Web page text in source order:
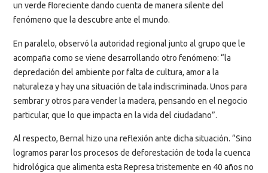
un verde floreciente dando cuenta de manera silente del
fenómeno que la descubre ante el mundo.
En paralelo, observó la autoridad regional junto al grupo que le
acompaña como se viene desarrollando otro fenómeno: “la
depredación del ambiente por falta de cultura, amor a la
naturaleza y hay una situación de tala indiscriminada. Unos para
sembrar y otros para vender la madera, pensando en el negocio
particular, que lo que impacta en la vida del ciudadano”.
Al respecto, Bernal hizo una reflexión ante dicha situación. “Sino
logramos parar los procesos de deforestación de toda la cuenca
hidrológica que alimenta esta Represa tristemente en 40 años no